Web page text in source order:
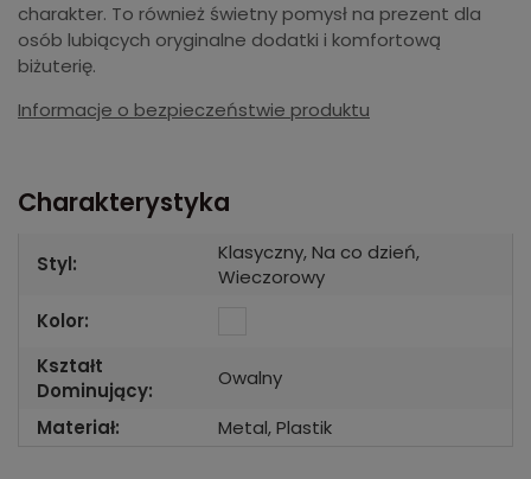
charakter. To również świetny pomysł na prezent dla
osób lubiących oryginalne dodatki i komfortową
biżuterię.
Informacje o bezpieczeństwie produktu
Charakterystyka
Styl:
Klasyczny, Na co dzień,
Wieczorowy
Kolor:
Kształt
Dominujący:
Owalny
Materiał:
Metal, Plastik